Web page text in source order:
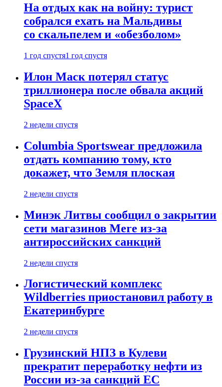
На отдых как на войну: турист
собрался ехать на Мальдивы
со скальпелем и «обезболом»
1 год спустя1 год спустя
Илон Маск потерял статус
триллионера после обвала акций
SpaceX
2 недели спустя
Columbia Sportswear предложила
отдать компанию тому, кто
докажет, что Земля плоская
2 недели спустя
Минэк Литвы сообщил о закрытии
сети магазинов Mere из-за
антироссийских санкций
2 недели спустя
Логистический комплекс
Wildberries приостановил работу в
Екатеринбурге
2 недели спустя
Грузинский НПЗ в Кулеви
прекратит переработку нефти из
России из-за санкций ЕС